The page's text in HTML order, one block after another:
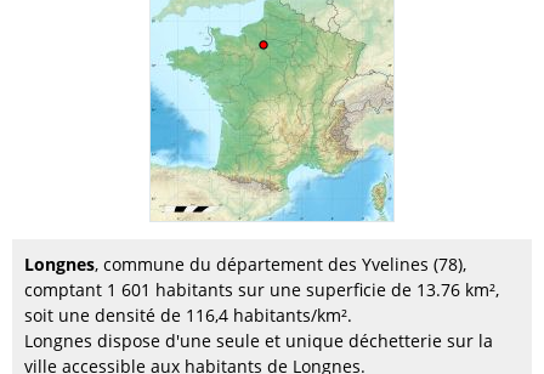
Longnes, commune du département des Yvelines (78),
comptant 1 601 habitants sur une superficie de 13.76 km²,
soit une densité de 116,4 habitants/km².
Longnes dispose d'une seule et unique déchetterie sur la
ville accessible aux habitants de Longnes.